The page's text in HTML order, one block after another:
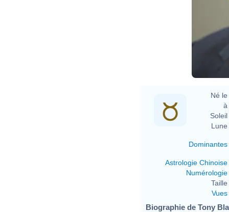
Né le
à
Soleil
Lune
Dominantes
Astrologie Chinoise
Numérologie
Taille
Vues
Biographie de Tony